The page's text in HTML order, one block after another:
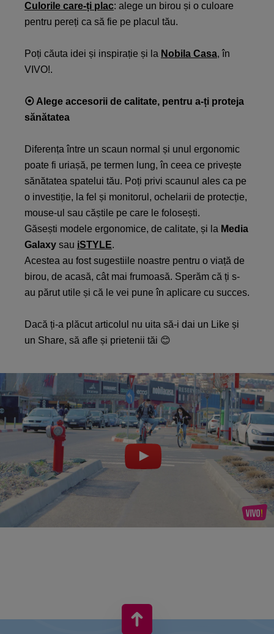
Culorile care-ți plac: alege un birou și o culoare
pentru pereți ca să fie pe placul tău.
Poți căuta idei și inspirație și la Nobila Casa, în
VIVO!.
⦿ Alege accesorii de calitate, pentru a-ți proteja
sănătatea
Diferența între un scaun normal și unul ergonomic
poate fi uriașă, pe termen lung, în ceea ce privește
sănătatea spatelui tău. Poți privi scaunul ales ca pe
o investiție, la fel și monitorul, ochelarii de protecție,
mouse-ul sau căștile pe care le folosești.
Găsești modele ergonomice, de calitate, și la Media
Galaxy sau iSTYLE.
Acestea au fost sugestiile noastre pentru o viață de
birou, de acasă, cât mai frumoasă. Sperăm că ți s-
au părut utile și că le vei pune în aplicare cu succes.
Dacă ți-a plăcut articolul nu uita să-i dai un Like și
un Share, să afle și prietenii tăi 😊